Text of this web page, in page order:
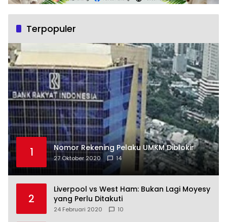
Terpopuler
1 Nomor Rekening Pelaku UMKM Diblokir
27 Oktober 2020 14
2
Liverpool vs West Ham: Bukan Lagi Moyesy
yang Perlu Ditakuti
24 Februari 2020 10